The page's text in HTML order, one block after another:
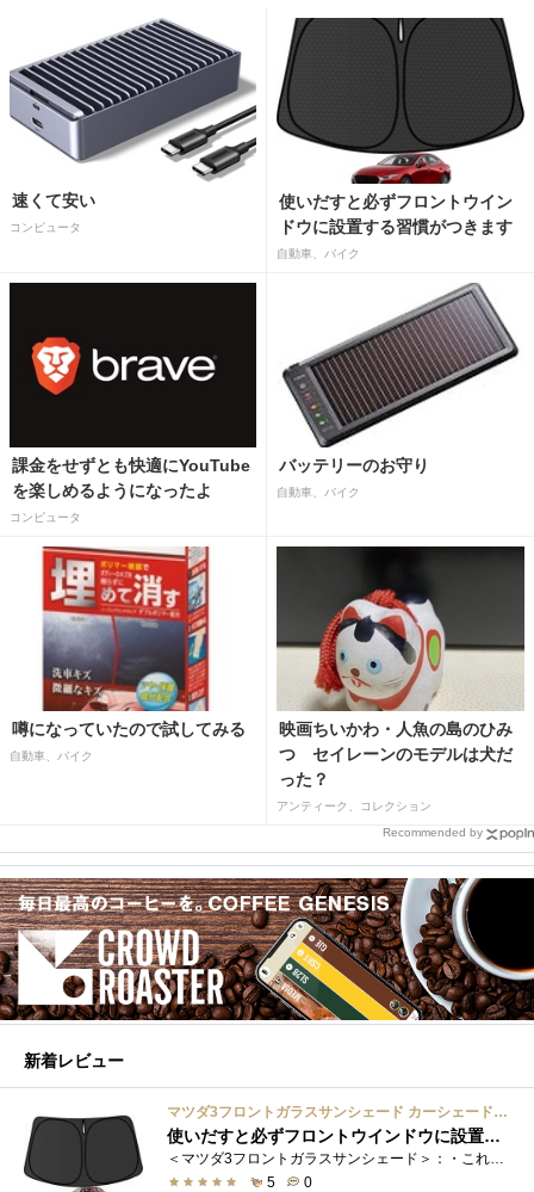
速くて安い
コンピュータ
使いだすと必ずフロントウイン
ドウに設置する習慣がつきます
自動車、バイク
課金をせずとも快適にYouTube
を楽しめるようになったよ
コンピュータ
バッテリーのお守り
自動車、バイク
噂になっていたので試してみる
自動車、バイク
映画ちいかわ・人魚の島のひみ
つ セイレーンのモデルは犬だ
った？
アンティーク、コレクション
Recommended by
新着レビュー
マツダ3フロントガラスサンシェード カーシェード 車用 フロントウィンドウさんしえーど 遮光 断熱 カスタムパーツ 車種専用設計 折り畳み式 取付簡単 収納袋付き
使いだすと必ずフロントウインドウに設置する習慣がつきます
5
0